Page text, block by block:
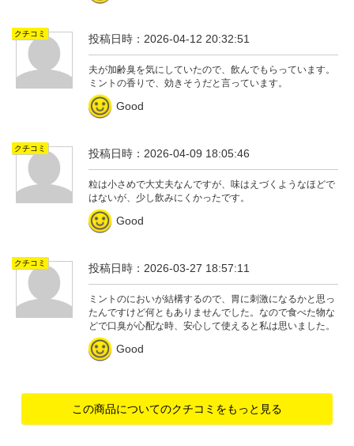
クチコミ 投稿日時：2026-04-12 20:32:51
夫が加齢臭を気にしていたので、飲んでもらっています。
ミントの香りで、効きそうだと言っています。
Good
クチコミ 投稿日時：2026-04-09 18:05:46
粒は小さめで大丈夫なんですが、味はえづくようなほどで
はないが、少し飲みにくかったです。
Good
クチコミ 投稿日時：2026-03-27 18:57:11
ミントのにおいが結構するので、胃に刺激になるかと思っ
たんですけど何ともありませんでした。なので食べた物な
どで口臭が心配な時、安心して使えると私は思いました。
Good
この商品についてのクチコミをもっと見る